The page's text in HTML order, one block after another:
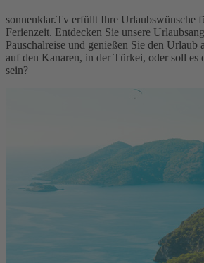
sonnenklar.Tv erfüllt Ihre Urlaubswünsche
Ferienzeit. Entdecken Sie unsere
Pauschalreise und genießen Sie den Urlaub
auf den Kanaren, in der Türkei, oder soll es
sein?